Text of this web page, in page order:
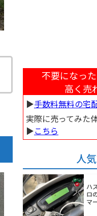
不要になっ
高く売
▶︎手数料無料の宅
実際に売ってみた
▶︎こちら
人
ハ
ロ
マ